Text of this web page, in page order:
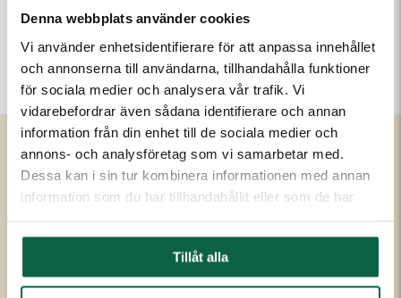
Denna webbplats använder cookies
Vi använder enhetsidentifierare för att anpassa innehållet
och annonserna till användarna, tillhandahålla funktioner
för sociala medier och analysera vår trafik. Vi
vidarebefordrar även sådana identifierare och annan
information från din enhet till de sociala medier och
annons- och analysföretag som vi samarbetar med.
Dessa kan i sin tur kombinera informationen med annan
information som du har tillhandahållit eller som de har
Tillåt alla
210
Denna produkt är för tillfället inte tillgänglig för köp.
Om Unigraphics
Historia
Ägare
Kundservice
FAQ
Om UniScore
Köpvillkor